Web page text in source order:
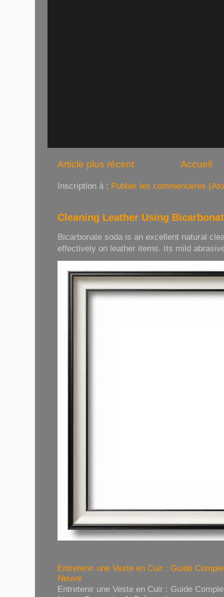
Article plus récent Accueil
Inscription à : Publier les commentaires
Cleaning Leather Using
Bicarbonate soda is an excellent natural
effectively on leather items. Its mild
Entretenir une Veste en Cuir : Guide
Neuve
Entretenir une Veste en Cuir : Guide